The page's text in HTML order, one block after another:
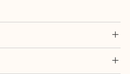
invertsockersirap, gelatin, vegetabilisk
(karnaubavax), arom (bl.a.